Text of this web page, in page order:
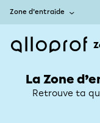
Zone d’entraide
La Zone
Retrouve ta